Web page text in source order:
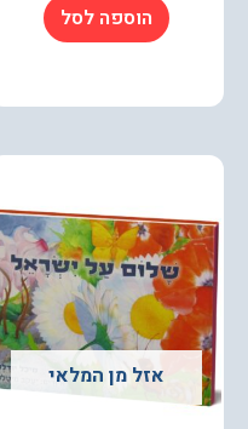
הוספה לסל
אזל מן המלאי